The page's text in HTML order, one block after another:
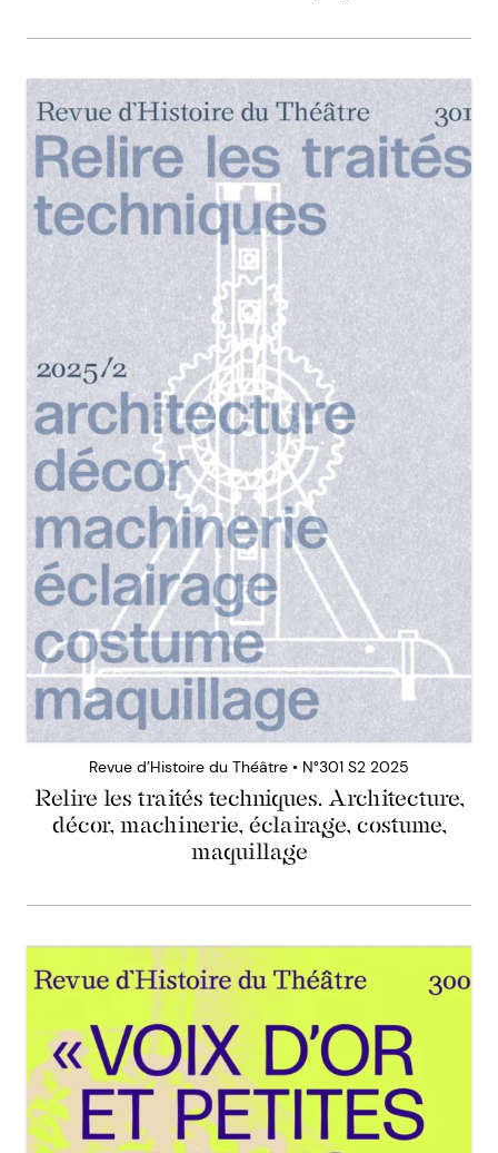
Revue d’Histoire du Théâtre • N°301 S2 2025
Relire les traités techniques. Architecture,
décor, machinerie, éclairage, costume,
maquillage